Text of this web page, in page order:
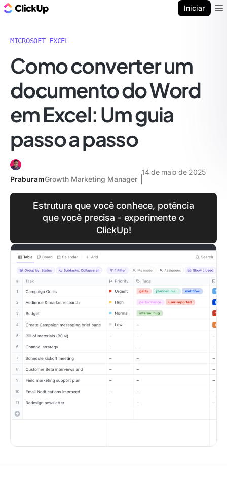
Iniciar
MICROSOFT EXCEL
Como converter um
documento do Word
em Excel: Um guia
passo a passo
PraburamGrowth Marketing Manager
14 de maio de 2025
Estrutura que você conhece, potência
que você precisa - experimente o
ClickUp!